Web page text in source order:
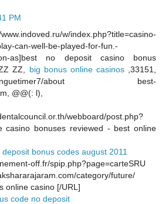
PM
w/index.php?title=casino-
can-well-be-played-for-fun.-
as]best no deposit casino bonus
ZZ, big bonus online casinos,33151,
tonguetimer7/about best-
@@(: l),
webboard/post.php?
casino bonuses reviewed - best online
bonus codes august 2011
off.fr/spip.php?page=carteSRU
category/future/
online casino [/URL]
code no deposit